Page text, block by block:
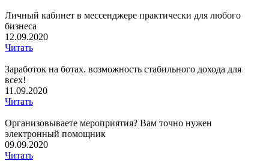
Личный кабинет в мессенджере практически для любого
бизнеса
12.09.2020
Читать
Заработок на ботах. возможность стабильного дохода для
всех!
11.09.2020
Читать
Организовываете мероприятия? Вам точно нужен
электронный помощник
09.09.2020
Читать